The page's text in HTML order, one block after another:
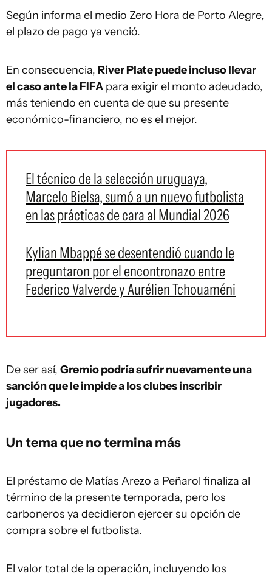
Según informa el medio Zero Hora de Porto Alegre,
el plazo de pago ya venció.
En consecuencia, River Plate puede incluso llevar
el caso ante la FIFA para exigir el monto adeudado,
más teniendo en cuenta de que su presente
económico-financiero, no es el mejor.
El técnico de la selección uruguaya,
Marcelo Bielsa, sumó a un nuevo futbolista
en las prácticas de cara al Mundial 2026
Kylian Mbappé se desentendió cuando le
preguntaron por el encontronazo entre
Federico Valverde y Aurélien Tchouaméni
De ser así, Gremio podría sufrir nuevamente una
sanción que le impide a los clubes inscribir
jugadores.
Un tema que no termina más
El préstamo de Matías Arezo a Peñarol finaliza al
término de la presente temporada, pero los
carboneros ya decidieron ejercer su opción de
compra sobre el futbolista.
El valor total de la operación, incluyendo los